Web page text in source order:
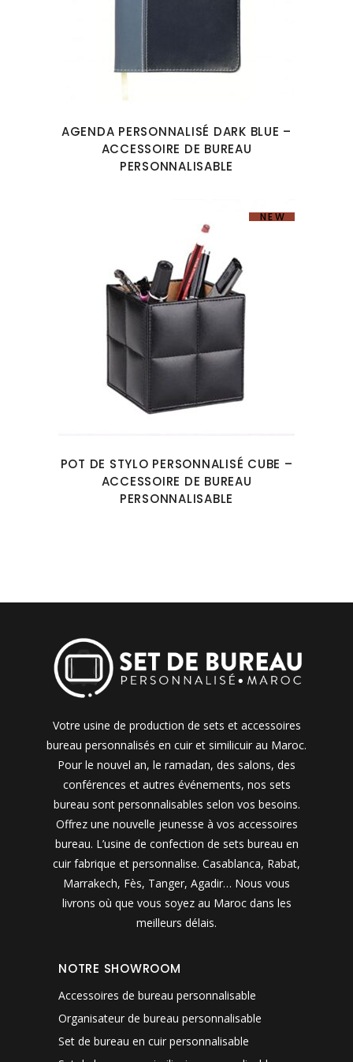
AGENDA PERSONNALISÉ DARK BLUE –
ACCESSOIRE DE BUREAU
PERSONNALISABLE
NEW
POT DE STYLO PERSONNALISÉ CUBE –
ACCESSOIRE DE BUREAU
PERSONNALISABLE
Votre usine de production de sets et accessoires
bureau personnalisés en cuir et similicuir au Maroc.
Pour le nouvel an, le ramadan, des salons, des
conférences et autres événements, nos sets
bureau sont personnalisables selon vos besoins.
Offrez une nouvelle jeunesse à vos accessoires
bureau. L’usine de confection de sets bureau en
cuir fabrique et personnalise. Casablanca, Rabat,
Marrakech, Fès, Tanger, Agadir… Nous vous
livrons où que vous soyez au Maroc dans les
meilleurs délais.
NOTRE SHOWROOM
Accessoires de bureau personnalisable
Organisateur de bureau personnalisable
Set de bureau en cuir personnalisable